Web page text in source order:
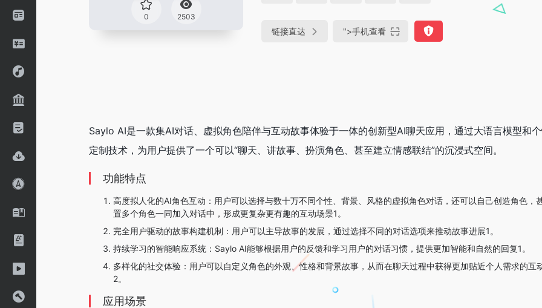
0 2503
链接直达 ">手机查看
‌Saylo AI‌是一款集AI对话、虚拟角色陪伴与互动故事体验于一体的创新型AI聊天应用，通过大语言模型和
定制技术，为用户提供了一个可以“聊天、讲故事、扮演角色、甚至建立情感联结”的沉浸式空间‌。
功能特点
高度拟人化的AI角色互动‌：用户可以选择与数十万不同个性、背景、风格的虚拟角色对话，还可以自己创造角色，
置多个角色一同加入对话中，形成更复杂更有趣的互动场景‌1。
‌完全用户驱动的故事构建机制‌：用户可以主导故事的发展，通过选择不同的对话选项来推动故事进展‌1。
‌持续学习的智能响应系统‌：Saylo AI能够根据用户的反馈和学习用户的对话习惯，提供更加智能和自然的回复‌1。
多样化的社交体验‌：用户可以自定义角色的外观、性格和背景故事，从而在聊天过程中获得更加贴近个人需求的互
2。
应用场景